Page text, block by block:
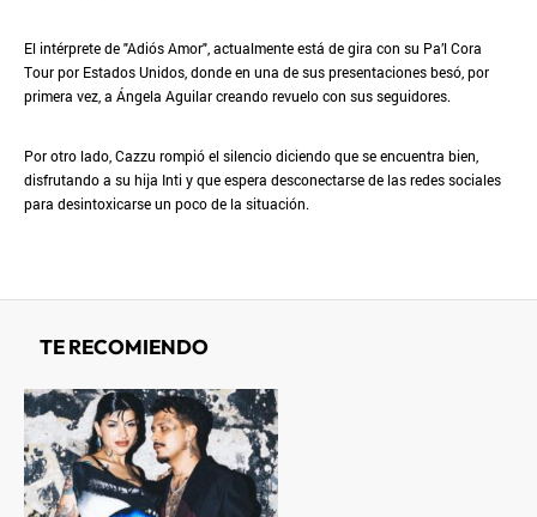
El intérprete de "Adiós Amor", actualmente está de gira con su Pa’l Cora
Tour por Estados Unidos, donde en una de sus presentaciones besó, por
primera vez, a Ángela Aguilar creando revuelo con sus seguidores.
Por otro lado, Cazzu rompió el silencio diciendo que se encuentra bien,
disfrutando a su hija Inti y que espera desconectarse de las redes sociales
para desintoxicarse un poco de la situación.
TE RECOMIENDO